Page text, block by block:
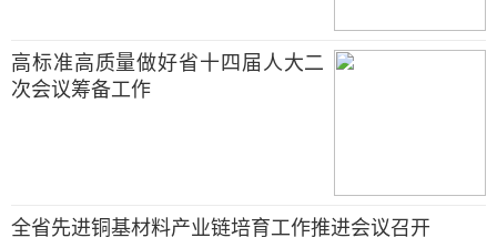
高标准高质量做好省十四届人大二
次会议筹备工作
全省先进铜基材料产业链培育工作推进会议召开